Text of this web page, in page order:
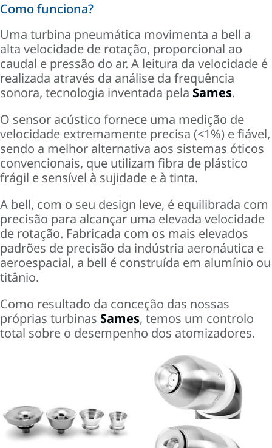
Como funciona?
Uma turbina pneumática movimenta a bell a
alta velocidade de rotação, proporcional ao
caudal e pressão do ar. A leitura da velocidade é
realizada através da análise da frequência
sonora, tecnologia inventada pela Sames.
O sensor acústico fornece uma medição de
velocidade extremamente precisa (<1%) e fiável,
sendo a melhor alternativa aos sistemas óticos
convencionais, que utilizam fibra de plástico
frágil e sensível à sujidade e à tinta.
A bell, com o seu design leve, é equilibrada com
precisão para alcançar uma elevada velocidade
de rotação. Fabricada com os mais elevados
padrões de precisão da indústria aeronáutica e
aeroespacial, a bell é construída em alumínio ou
titânio.
Como resultado da conceção das nossas
próprias turbinas Sames, temos um controlo
total sobre o desempenho dos atomizadores.